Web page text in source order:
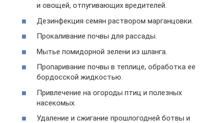
и овощей, отпугивающих вредителей.
Дезинфекция семян раствором марганцовки.
Прокаливание почвы для рассады.
Мытье помидорной зелени из шланга.
Пропаривание почвы в теплице, обработка ее
бордосской жидкостью.
Привлечение на огороды птиц и полезных
насекомых.
Удаление и сжигание прошлогодней ботвы и